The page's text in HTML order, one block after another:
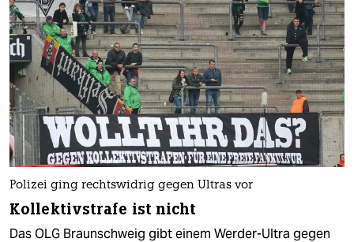
Polizei ging rechtswidrig gegen Ultras vor
Kollektivstrafe ist nicht
Das OLG Braunschweig gibt einem Werder-Ultra gegen